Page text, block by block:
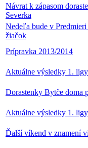
Návrat k zápasom
Severka
Nedeľa bude v
žiačok
Prípravka 2013/2014
Aktuálne výsledky 1.
Dorastenky Bytče doma
Aktuálne výsledky 1.
Ďalší víkend v znamení